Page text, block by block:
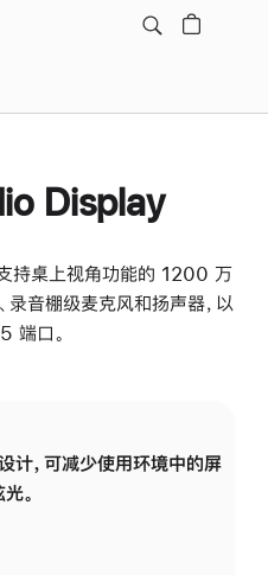
Display
持桌上视角功能的 1200 万
音棚级麦克风和扬声器，以
端口。
计，可减少使用环境中的屏
。